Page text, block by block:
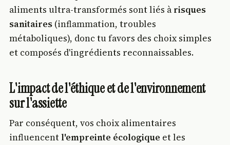
aliments ultra-transformés sont liés à risques
sanitaires (inflammation, troubles
métaboliques), donc tu favors des choix simples
et composés d'ingrédients reconnaissables.
L'impact de l'éthique et de l'environnement
sur l'assiette
Par conséquent, vos choix alimentaires
influencentl'empreinte écologique et les